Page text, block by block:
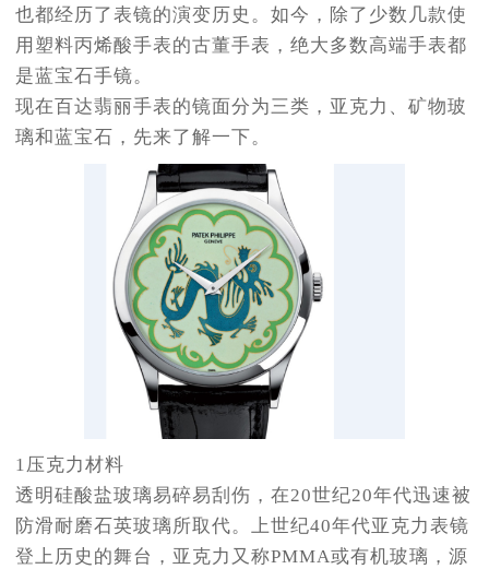
也都经历了表镜的演变历史。如今，除了少数几款使
用塑料丙烯酸手表的古董手表，绝大多数高端手表都
是蓝宝石手镜。
现在百达翡丽手表的镜面分为三类，亚克力、矿物玻
璃和蓝宝石，先来了解一下。
1压克力材料
透明硅酸盐玻璃易碎易刮伤，在20世纪20年代迅速被
防滑耐磨石英玻璃所取代。上世纪40年代亚克力表镜
登上历史的舞台，亚克力又称PMMA或有机玻璃，源